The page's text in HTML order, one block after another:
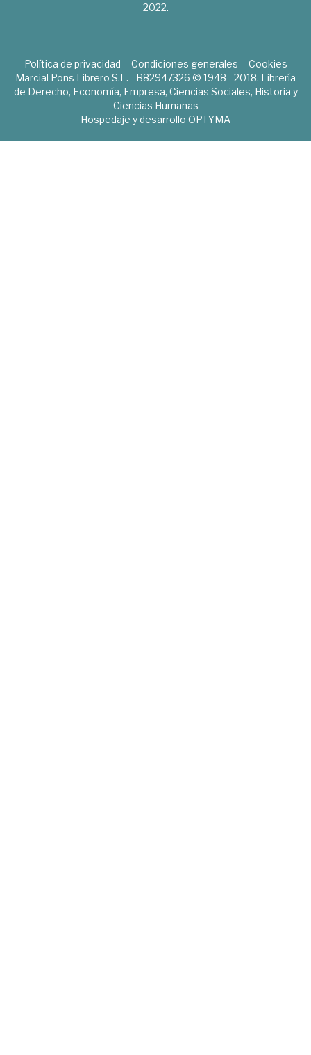
2022.
Política de privacidad Condiciones generales
Cookies
Marcial Pons Librero S.L. - B82947326 © 1948 - 2018. Librería
de Derecho, Economía, Empresa, Ciencias Sociales, Historia y
Ciencias Humanas
Hospedaje y desarrollo OPTYMA